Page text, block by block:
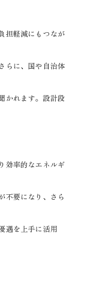
担軽減にもつなが
らに、国や自治体
かれます。設計段
効率的なエネルギ
不要になり、さら
遇を上手に活用